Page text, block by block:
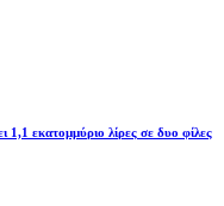
εκατομμύριο λίρες σε δυο φίλες